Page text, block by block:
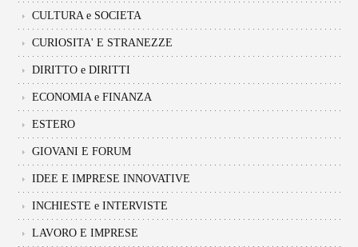
CULTURA e SOCIETA
CURIOSITA' E STRANEZZE
DIRITTO e DIRITTI
ECONOMIA e FINANZA
ESTERO
GIOVANI E FORUM
IDEE E IMPRESE INNOVATIVE
INCHIESTE e INTERVISTE
LAVORO E IMPRESE